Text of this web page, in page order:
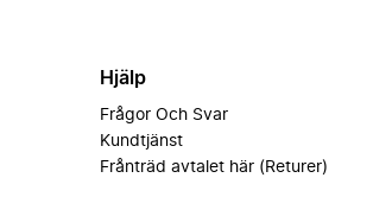
Hjälp
Frågor Och Svar
Kundtjänst
Frånträd avtalet här (Returer)